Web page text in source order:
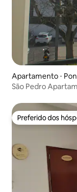
Apartamento ⋅
São Pedro
Preferido dos
Preferido dos